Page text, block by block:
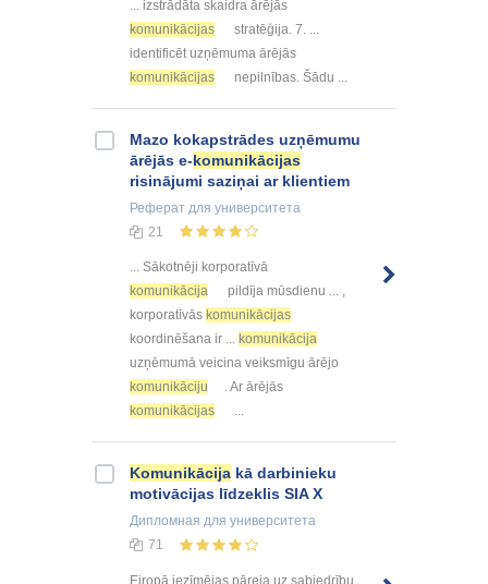
... izstrādāta skaidra ārējās
komunikācijas
stratēģija. 7. ...
identificēt uzņēmuma ārējās
komunikācijas
nepilnības. Šādu ...
Mazo kokapstrādes uzņēmumu
ārējās e-komunikācijas
risinājumi saziņai ar klientiem
Реферат для университета
21
... Sākotnēji korporatīvā
komunikācija
pildīja mūsdienu ... ,
korporatīvās komunikācijas
koordinēšana ir ... komunikācija
uzņēmumā veicina veiksmīgu ārējo
komunikāciju
. Ar ārējās
komunikācijas
...
Komunikācija kā darbinieku
motivācijas līdzeklis SIA X
Дипломная для университета
71